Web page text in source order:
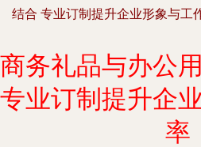
结合 专业订制提升企业形象与工
商务礼品与办公
专业订制提升企
率